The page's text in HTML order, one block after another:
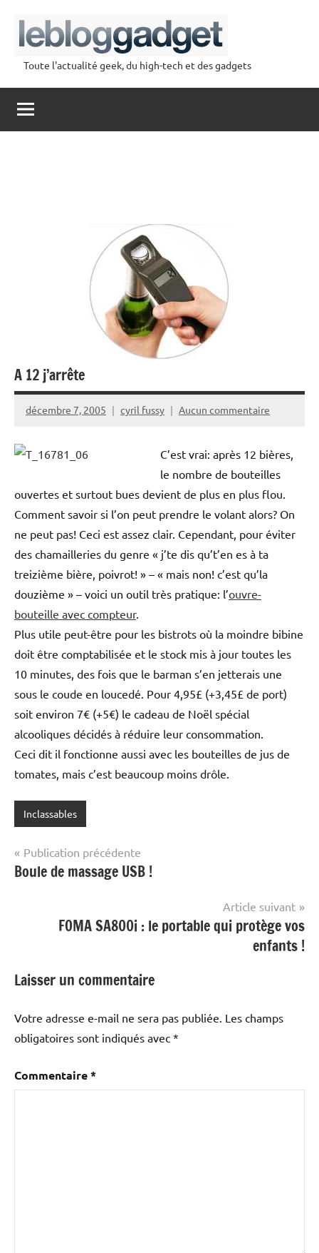
contenu
lebloggadget
Toute l'actualité geek, du high-tech et des gadgets
A 12 j’arrête
décembre 7, 2005 cyril fussy Aucun commentaire
C’est vrai: après 12 bières,
le nombre de bouteilles
ouvertes et surtout bues devient de plus en plus flou.
Comment savoir si l’on peut prendre le volant alors? On
ne peut pas! Ceci est assez clair. Cependant, pour éviter
des chamailleries du genre « j’te dis qu’t’en es à ta
treizième bière, poivrot! » – « mais non! c’est qu’la
douzième » – voici un outil très pratique: l’ouvre-
bouteille avec compteur.
Plus utile peut-être pour les bistrots où la moindre bibine
doit être comptabilisée et le stock mis à jour toutes les
10 minutes, des fois que le barman s’en jetterais une
sous le coude en loucedé. Pour 4,95£ (+3,45£ de port)
soit environ 7€ (+5€) le cadeau de Noël spécial
alcooliques décidés à réduire leur consommation.
Ceci dit il fonctionne aussi avec les bouteilles de jus de
tomates, mais c’est beaucoup moins drôle.
Inclassables
Navigation
de
Publication précédente
Boule de massage USB !
Article suivant
FOMA SA800i : le portable qui protège vos
enfants !
Laisser un commentaire
Votre adresse e-mail ne sera pas publiée. Les champs
obligatoires sont indiqués avec *
Commentaire*